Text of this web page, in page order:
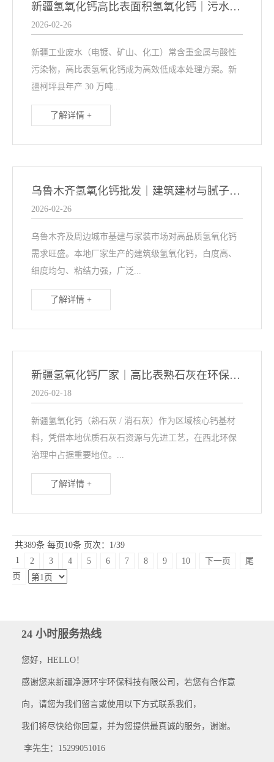
新疆氢氧化钙高比表面积氢氧化钙｜污水处理重金属去除专用
2026-02-26
新疆工业废水（电镀、矿山、化工）常含重金属与酸性
污染物，高比表氢氧化钙成为高效低成本处理方案。新
疆柯坪县年产 30 万吨...
了解详情 +
乌鲁木齐氢氧化钙批发｜建筑建材与腻子粉专用熟石灰
2026-02-26
乌鲁木齐及周边城市基建与家装市场对高品质氢氧化钙
需求旺盛。本地厂家生产的建筑级氢氧化钙，白度高、
细度均匀、粘结力强，广泛...
了解详情 +
新疆氢氧化钙厂家｜高比表熟石灰在环保脱硫中的应用优势
2026-02-18
新疆氢氧化钙（熟石灰 / 消石灰）作为区域核心钙基材
料，凭借本地优质石灰石资源与先进工艺，在西北环保
治理中占据重要地位。...
了解详情 +
共389条 每页10条 页次：1/39
1
2 3 4 5 6 7 8 9 10 下一页
尾
页
24 小时服务热线
您好，HELLO！
感谢您来新疆净源环宇环保科技有限公司，若您有合作意
向，请您为我们留言或使用以下方式联系我们，
我们将尽快给你回复，并为您提供最真诚的服务，谢谢。
李先生：15299051016